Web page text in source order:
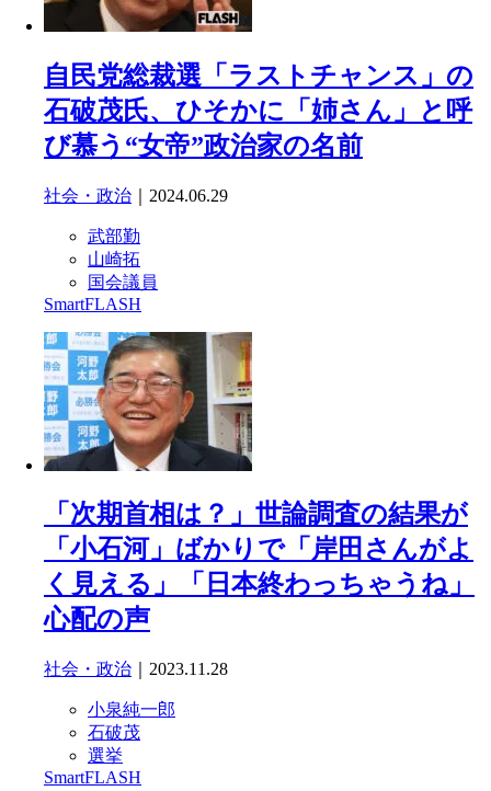
自民党総裁選「ラストチャンス」の
石破茂氏、ひそかに「姉さん」と呼
び慕う“女帝”政治家の名前
社会・政治 ｜2024.06.29
武部勤
山崎拓
国会議員
SmartFLASH
「次期首相は？」世論調査の結果が
「小石河」ばかりで「岸田さんがよ
く見える」「日本終わっちゃうね」
心配の声
社会・政治 ｜2023.11.28
小泉純一郎
石破茂
選挙
SmartFLASH